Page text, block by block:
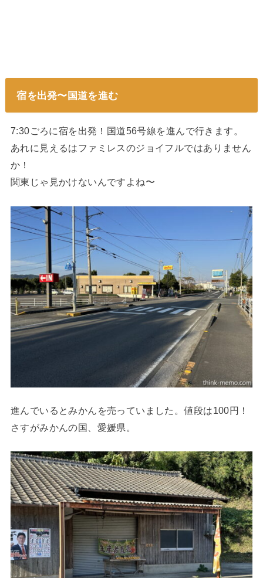
宿を出発〜国道を進む
7:30ごろに宿を出発！国道56号線を進んで行きます。
あれに見えるはファミレスのジョイフルではありません
か！
関東じゃ見かけないんですよね〜
進んでいるとみかんを売っていました。値段は100円！
さすがみかんの国、愛媛県。